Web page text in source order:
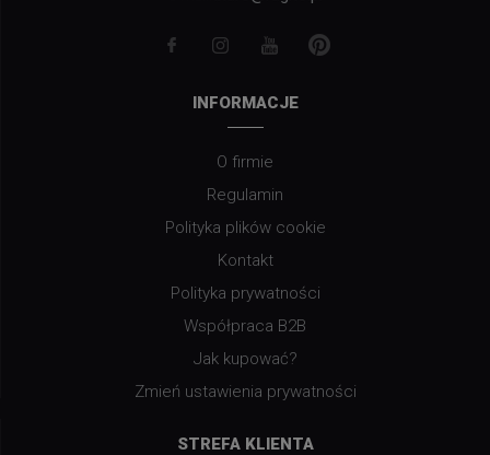
INFORMACJE
O firmie
Regulamin
Polityka plików cookie
Kontakt
Polityka prywatności
Współpraca B2B
Jak kupować?
Zmień ustawienia prywatności
STREFA KLIENTA